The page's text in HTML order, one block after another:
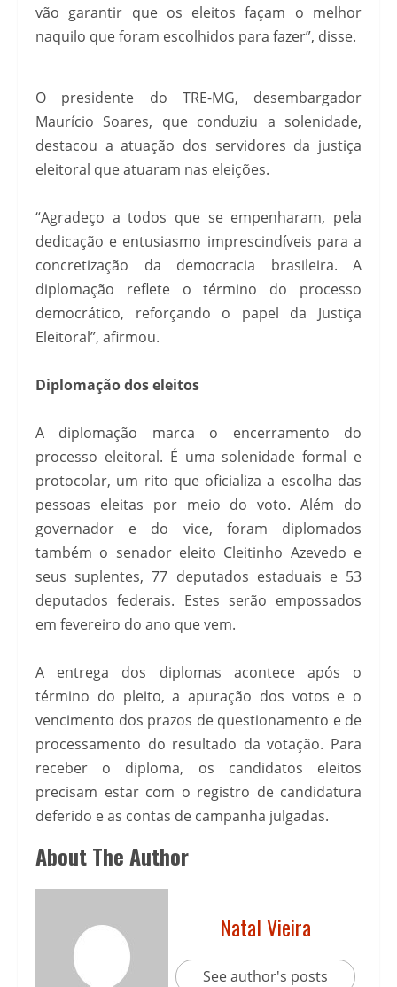
vão garantir que os eleitos façam o melhor
naquilo que foram escolhidos para fazer”, disse.
O presidente do TRE-MG, desembargador
Maurício Soares, que conduziu a solenidade,
destacou a atuação dos servidores da justiça
eleitoral que atuaram nas eleições.
“Agradeço a todos que se empenharam, pela
dedicação e entusiasmo imprescindíveis para a
concretização da democracia brasileira. A
diplomação reflete o término do processo
democrático, reforçando o papel da Justiça
Eleitoral”, afirmou.
Diplomação dos eleitos
A diplomação marca o encerramento do
processo eleitoral. É uma solenidade formal e
protocolar, um rito que oficializa a escolha das
pessoas eleitas por meio do voto. Além do
governador e do vice, foram diplomados
também o senador eleito Cleitinho Azevedo e
seus suplentes, 77 deputados estaduais e 53
deputados federais. Estes serão empossados
em fevereiro do ano que vem.
A entrega dos diplomas acontece após o
término do pleito, a apuração dos votos e o
vencimento dos prazos de questionamento e de
processamento do resultado da votação. Para
receber o diploma, os candidatos eleitos
precisam estar com o registro de candidatura
deferido e as contas de campanha julgadas.
About The Author
Natal Vieira
See author's posts